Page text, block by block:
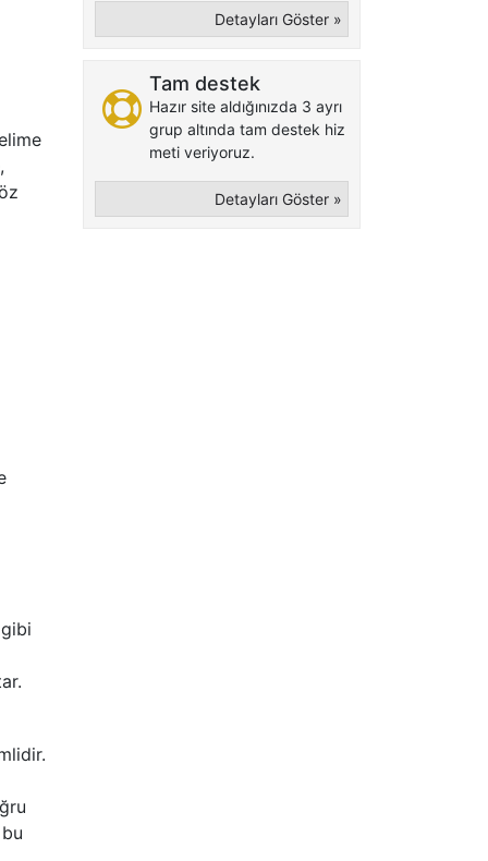
gibi
Detayları Göster »
Tam destek
Hazır site aldığınızda 3 ayrı
grup altında tam destek hiz
meti veriyoruz.
Detayları Göster »